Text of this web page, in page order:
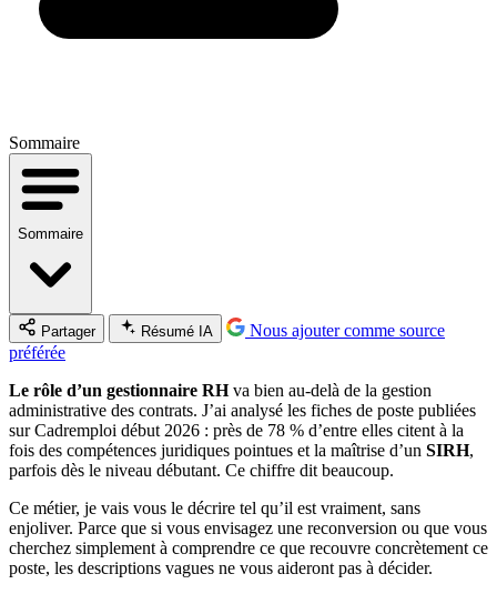
Sommaire
Sommaire
Partager Résumé IA
Nous ajouter comme source
préférée
Le rôle d’un gestionnaire RHva bien au-delà de la gestion
administrative des contrats. J’ai analysé les fiches de poste publiées
sur Cadremploi début 2026 : près de 78 % d’entre elles citent à la
fois des compétences juridiques pointues et la maîtrise d’un SIRH,
parfois dès le niveau débutant. Ce chiffre dit beaucoup.
Ce métier, je vais vous le décrire tel qu’il est vraiment, sans
enjoliver. Parce que si vous envisagez une reconversion ou que vous
cherchez simplement à comprendre ce que recouvre concrètement ce
poste, les descriptions vagues ne vous aideront pas à décider.